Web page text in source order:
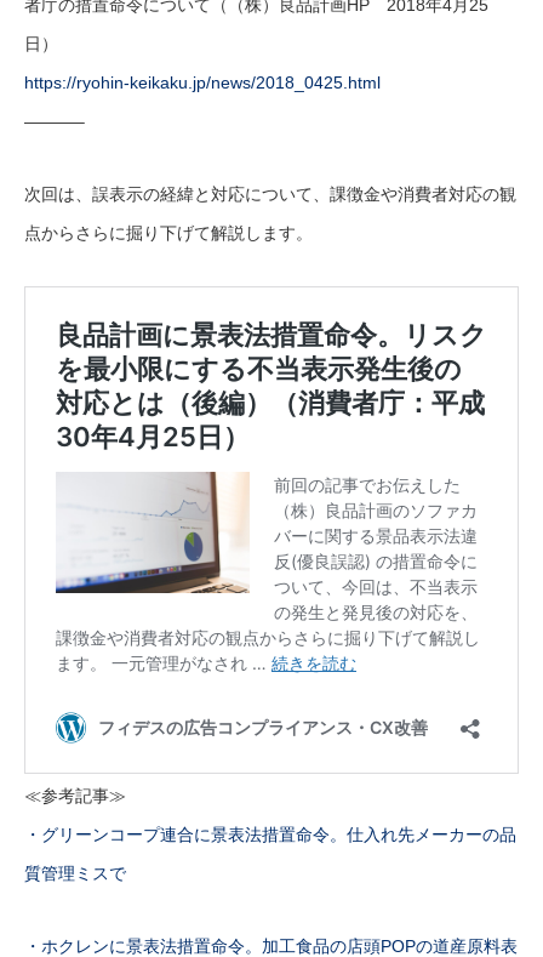
者庁の措置命令について（（株）良品計画HP 2018年4月25
日）
https://ryohin-keikaku.jp/news/2018_0425.html
———–
次回は、誤表示の経緯と対応について、課徴金や消費者対応の観
点からさらに掘り下げて解説します。
≪参考記事≫
・グリーンコープ連合に景表法措置命令。仕入れ先メーカーの品
質管理ミスで
・ホクレンに景表法措置命令。加工食品の店頭POPの道産原料表